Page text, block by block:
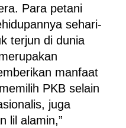
Para petani
sehari-
terjun di dunia
manfaat
PKB selain
juga
lil alamin,”